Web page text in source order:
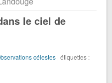
le ciel de
célestes | étiquettes :